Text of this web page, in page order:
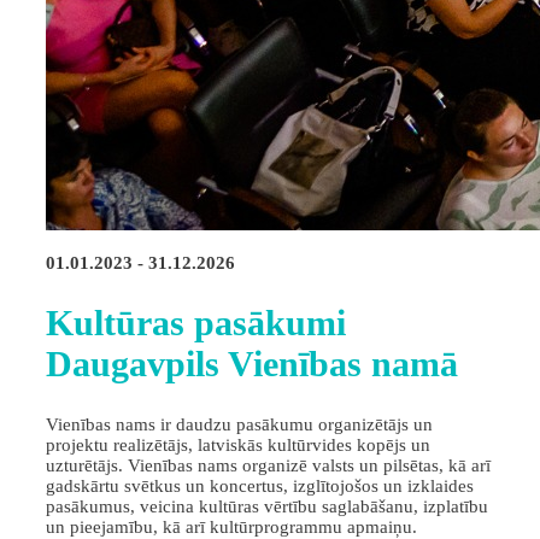
01.01.2023 - 31.12.2026
Kultūras pasākumi
Daugavpils Vienības namā
Vienības nams ir daudzu pasākumu organizētājs un
projektu realizētājs, latviskās kultūrvides kopējs un
uzturētājs. Vienības nams organizē valsts un pilsētas, kā arī
gadskārtu svētkus un koncertus, izglītojošos un izklaides
pasākumus, veicina kultūras vērtību saglabāšanu, izplatību
un pieejamību, kā arī kultūrprogrammu apmaiņu.